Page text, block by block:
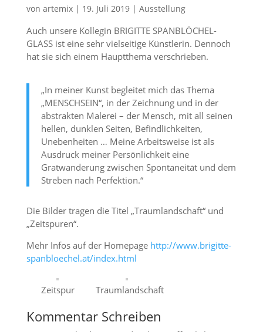
von artemix| 19. Juli 2019| Ausstellung
Auch unsere Kollegin BRIGITTE SPANBLÖCHEL-
GLASS ist eine sehr vielseitige Künstlerin. Dennoch
hat sie sich einem Hauptthema verschrieben.
„In meiner Kunst begleitet mich das Thema
„MENSCHSEIN“, in der Zeichnung und in der
abstrakten Malerei – der Mensch, mit all seinen
hellen, dunklen Seiten, Befindlichkeiten,
Unebenheiten … Meine Arbeitsweise ist als
Ausdruck meiner Persönlichkeit eine
Gratwanderung zwischen Spontaneität und dem
Streben nach Perfektion.“
Die Bilder tragen die Titel „Traumlandschaft“ und
„Zeitspuren“.
Mehr Infos auf der Homepage http://www.brigitte-
spanbloechel.at/index.html
Zeitspur Traumlandschaft
Kommentar Schreiben